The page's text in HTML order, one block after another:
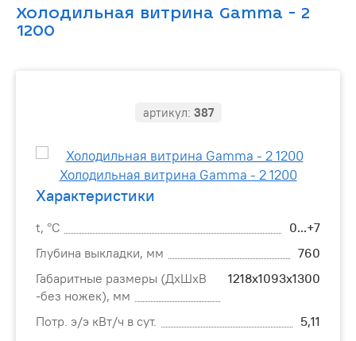
Холодильная витрина Gamma - 2
1200
артикул: 387
Характеристики
t, °С
0...+7
Глубина выкладки, мм
760
Габаритные размеры (ДхШхВ
-без ножек), мм
1218х1093х1300
Потр. э/э кВт/ч в сут. 5,11